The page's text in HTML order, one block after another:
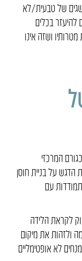
של טבעית/לא
בכלים
ושזה אינו
המרכזי
הדגש על בניית חוסן
עם
לקראת הלידה
ולזהות את מיקום
לא אופטימליים